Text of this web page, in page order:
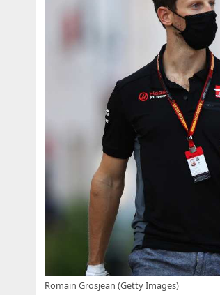
Romain Grosjean (Getty Images)